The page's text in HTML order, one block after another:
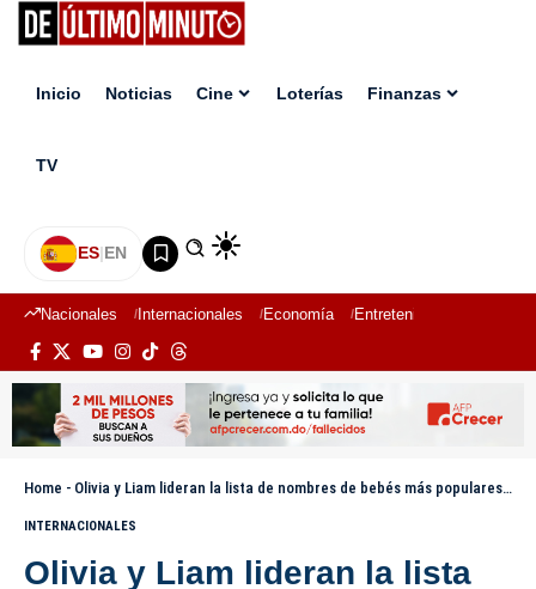
Inicio Noticias Cine Loterías Finanzas
TV
ES|EN
Nacionales Internacionales Economía Entretenimiento
Home - Olivia y Liam lideran la lista de nombres de bebés más populares en Puerto Rico durante 2025
INTERNACIONALES
Olivia y Liam lideran la lista